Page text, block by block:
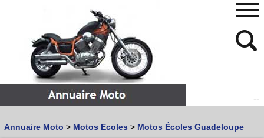
--
Vous recherchez un garage MOTOouSCOOTER?
480
768
Annuaire Moto > Motos Ecoles > Motos Écoles Guadeloupe